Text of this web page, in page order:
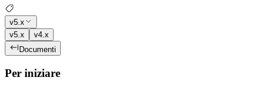
v5.x
v5.x
v4.x
Documenti
Per iniziare